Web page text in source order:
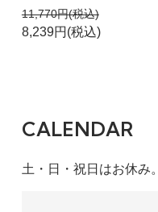
11,770円(税込)
8,239円(税込)
CALENDAR
土・日・祝日はお休み。